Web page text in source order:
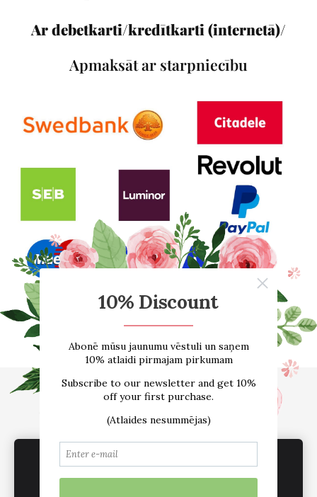
Ar debetkarti/kredītkarti (internetā)/
Apmaksāt ar starpniecību
E-VEIKALS
Par mums
Atsauksmes
Blogs
Izmēru tabula
Kontakti
Piegāde
Noteikumi